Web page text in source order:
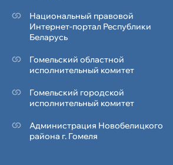
Национальный правовой
Интернет-портал Республики
Беларусь
Гомельский областной
исполнительный комитет
Гомельский городской
исполнительный комитет
Администрация Новобелицкого
района г. Гомеля